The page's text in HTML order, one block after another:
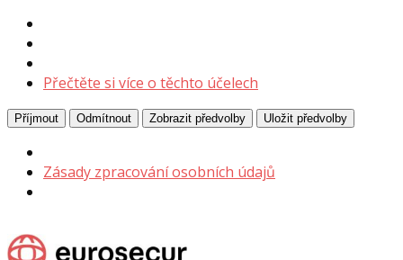
Přečtěte si více o těchto účelech
Příjmout Odmítnout Zobrazit předvolby Uložit předvolby
Zásady zpracování osobních údajů